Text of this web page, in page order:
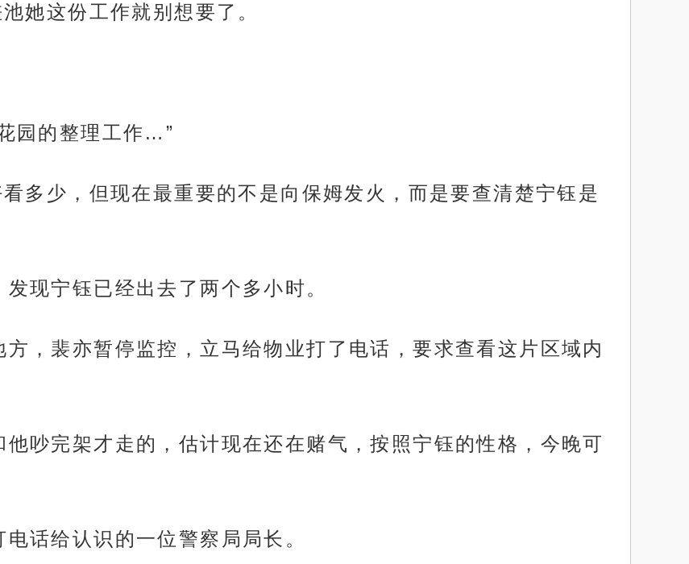
她这份工作就别想要了。
园的整理工作…”
多少，但现在最重要的不是向保姆发火，而是要查清楚宁钰是
现宁钰已经出去了两个多小时。
，裴亦暂停监控，立马给物业打了电话，要求查看这片区域内
吵完架才走的，估计现在还在赌气，按照宁钰的性格，今晚可
话给认识的一位警察局局长。